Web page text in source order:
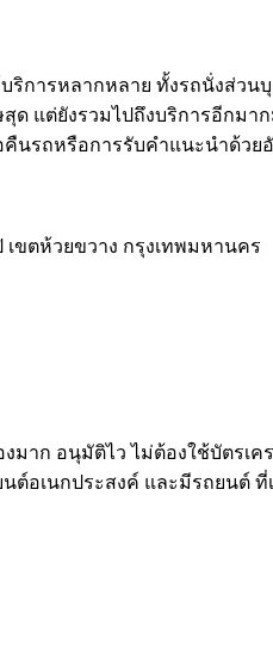
ริการหลากหลาย ทั้งรถนั่งส่ว
แต่ยังรวมไปถึงบริการอีกมา
รถหรือการรับคำแนะนำด้ว
เขตห้วยขวาง กรุงเทพมหานคร
งมาก อนุมัติไว ไม่ต้องใช้บัต
ต์อเนกประสงค์ และมีรถยนต์